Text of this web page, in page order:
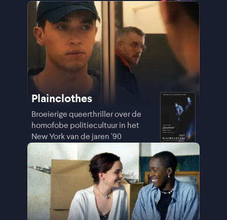
Plainclothes
Broeierige queerthriller over de
homofobe politiecultuur in het
New York van de jaren ’90